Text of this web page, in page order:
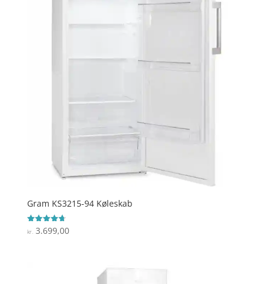
Gram KS3215-94 Køleskab
Vurderet
4.7
kr.3.699,00